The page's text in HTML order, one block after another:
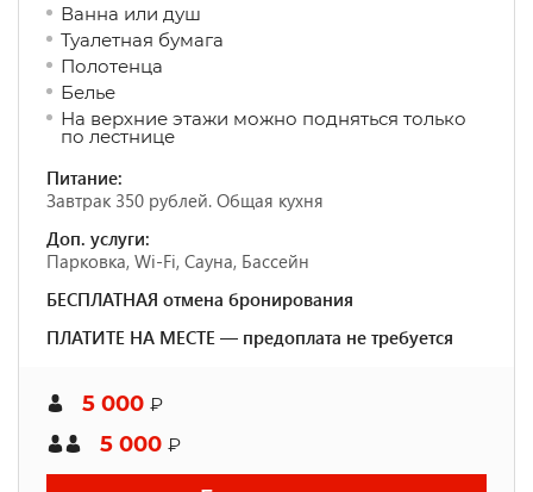
Ванна или душ
Туалетная бумага
Полотенца
Белье
На верхние этажи можно подняться только
по лестнице
Питание:
Завтрак 350 рублей. Общая кухня
Доп. услуги:
Парковка, Wi-Fi, Сауна, Бассейн
БЕСПЛАТНАЯ отмена бронирования
ПЛАТИТЕ НА МЕСТЕ — предоплата не требуется
5 000 ₽
5 000 ₽